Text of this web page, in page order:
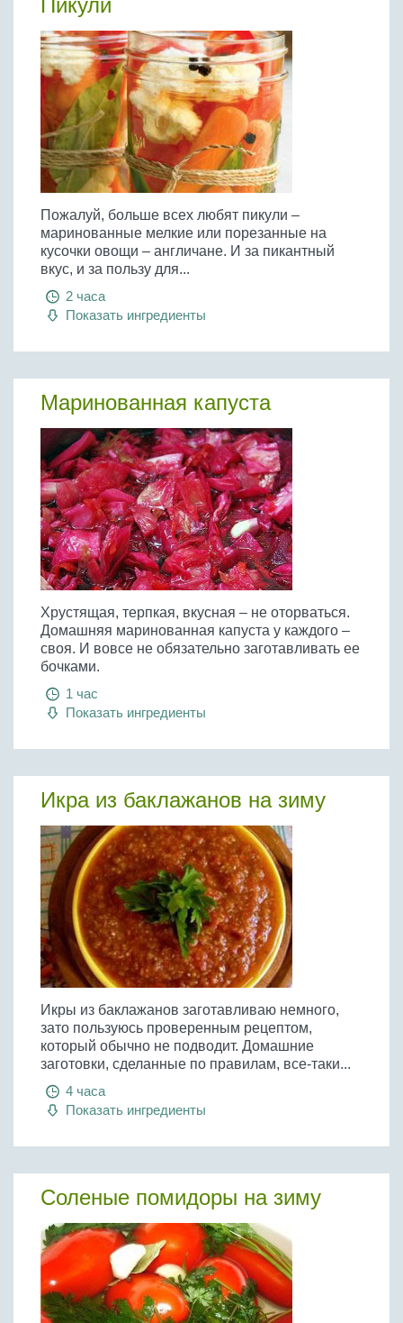
Пикули
Пожалуй, больше всех любят пикули –
маринованные мелкие или порезанные на
кусочки овощи – англичане. И за пикантный
вкус, и за пользу для...
2 часа
Показать ингредиенты
Маринованная капуста
Хрустящая, терпкая, вкусная – не оторваться.
Домашняя маринованная капуста у каждого –
своя. И вовсе не обязательно заготавливать ее
бочками.
1 час
Показать ингредиенты
Икра из баклажанов на зиму
Икры из баклажанов заготавливаю немного,
зато пользуюсь проверенным рецептом,
который обычно не подводит. Домашние
заготовки, сделанные по правилам, все-таки...
4 часа
Показать ингредиенты
Соленые помидоры на зиму